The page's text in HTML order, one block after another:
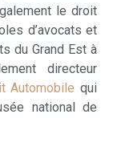
le droit
d’avocats et
du Grand Est à
directeur
Automobile qui
national de